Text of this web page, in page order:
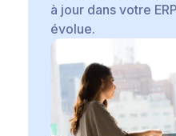
à jour dans votre
évolue.